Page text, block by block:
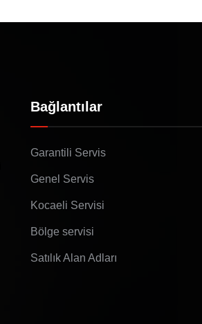
Bağlantılar
Garantili Servis
Genel Servis
Kocaeli Servisi
Bölge servisi
Satılık Alan Adları